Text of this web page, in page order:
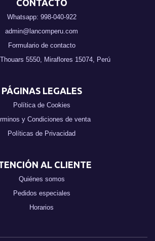
CONTACTO
Whatsapp: 998-040-922
admin@lancomperu.com
Formulario de contacto
5550, Miraflores 15074, Perú
PÁGINAS LEGALES
Política de Cookies
y Condiciones de venta
Políticas de Privacidad
AL CLIENTE
Quiénes somos
Pedidos especiales
Horarios